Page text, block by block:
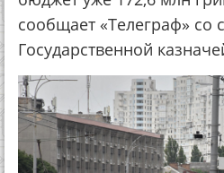
сообщает «Телеграф» со
Государственной